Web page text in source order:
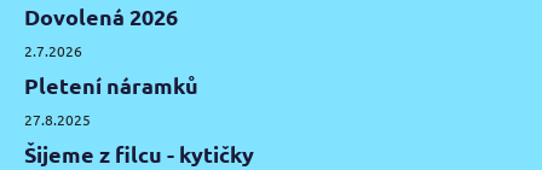
Dovolená 2026
2.7.2026
Pletení náramků
27.8.2025
Šijeme z filcu - kytičky